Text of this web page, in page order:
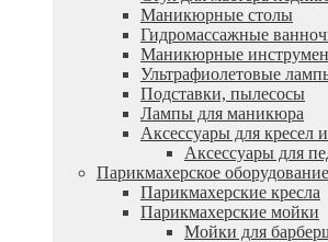
Маникюрные столы
Гидромассажные
Маникюрные
Ультрафиолетовые
Подставки, пылесосы
Лампы для маникюра
Аксессуары для кресел
Аксессуары для
Парикмахерское оборудование
Парикмахерские кресла
Парикмахерские мойки
Мойки для